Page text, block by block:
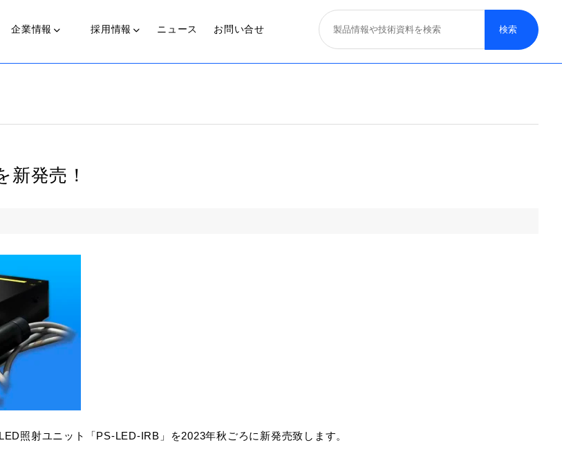
企業情報
ッセージ
採用情報 ニュース お問い合せ
新発売！
照射ユニット「PS-LED-IRB」を2023年秋ごろに新発売致します。